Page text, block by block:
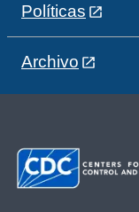
Políticas
Archivo